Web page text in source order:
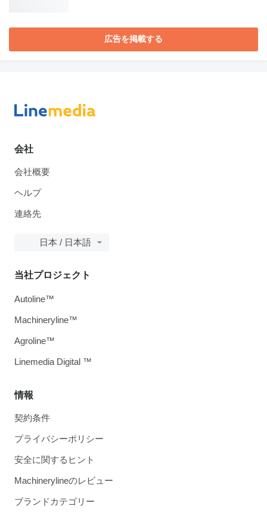
広告を掲載する
会社
会社概要
ヘルプ
連絡先
日本 / 日本語
情報
契約条件
プライバシーポリシー
安全に関するヒント
Machinerylineのレビュー
ブランドカテゴリー
当社プロジェクト
Autoline™
Machineryline™
Agroline™
Linemedia Digital ™